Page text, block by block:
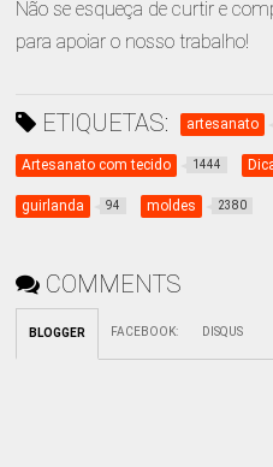
Não se esqueça de curtir e
para apoiar o nosso trabalho!
ETIQUETAS: artesanato
Artesanato com tecido 1444
guirlanda 94 moldes 2380
COMMENTS
BLOGGER FACEBOOK: DISQUS